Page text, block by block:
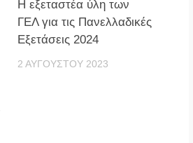
Η εξεταστέα ύλη των
ΓΕΛ για τις Πανελλαδικές
Εξετάσεις 2024
2 ΑΥΓΟΎΣΤΟΥ 2023